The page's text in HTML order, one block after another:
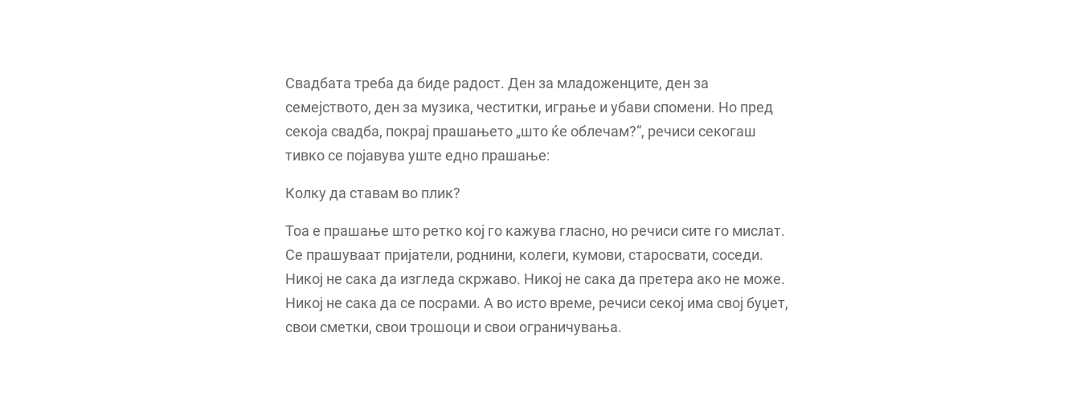
Свадбата треба да биде радост. Ден за младоженците, ден за
семејството, ден за музика, честитки, играње и убави спомени. Но пред
секоја свадба, покрај прашањето „што ќе облечам?“, речиси секогаш
тивко се појавува уште едно прашање:
Колку да ставам во плик?
Тоа е прашање што ретко кој го кажува гласно, но речиси сите го мислат.
Се прашуваат пријатели, роднини, колеги, кумови, старосвати, соседи.
Никој не сака да изгледа скржаво. Никој не сака да претера ако не може.
Никој не сака да се посрами. А во исто време, речиси секој има свој буџет,
свои сметки, свои трошоци и свои ограничувања.